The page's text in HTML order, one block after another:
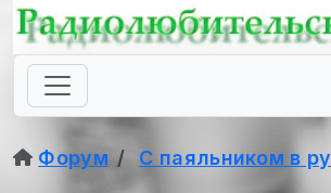
Форум С паяльником в